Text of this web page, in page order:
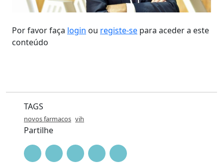
Por favor faça login ou registe-se para aceder a este
conteúdo
TAGS
novos farmacos vih
Partilhe